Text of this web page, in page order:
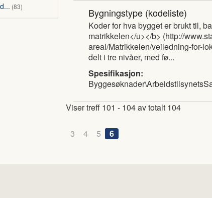
83 Bygningstype (kodeliste)
Koder for hva bygget er brukt til,
matrikkelen</u></b> (http://
areal/Matrikkelen/veiledning-for-
delt i tre nivåer, med fø...
Spesifikasjon:
Viser treff 101 - 104 av totalt 104
3 4 5 6